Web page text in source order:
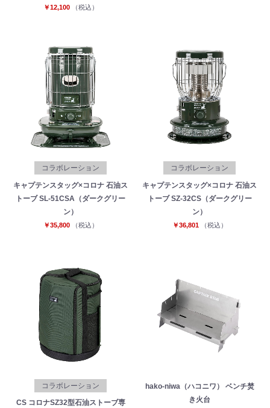
￥12,100 （税込）
コラボレーション
キャプテンスタッグ×コロナ 石油ス
トーブ SL-51CSA（ダークグリー
ン）
￥35,800 （税込）
コラボレーション
キャプテンスタッグ×コロナ 石油ス
トーブ SZ-32CS（ダークグリー
ン）
￥36,801 （税込）
コラボレーション
CS コロナSZ32型石油ストーブ専
hako‐niwa（ハコニワ） ベンチ焚
き火台
お買い物を続ける カートへ進む